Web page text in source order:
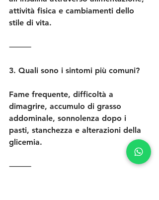
attività fisica e cambiamenti dello
stile di vita.
⸻
3. Quali sono i sintomi più comuni?
Fame frequente, difficoltà a
dimagrire, accumulo di grasso
addominale, sonnolenza dopo i
pasti, stanchezza e alterazioni della
glicemia.
⸻